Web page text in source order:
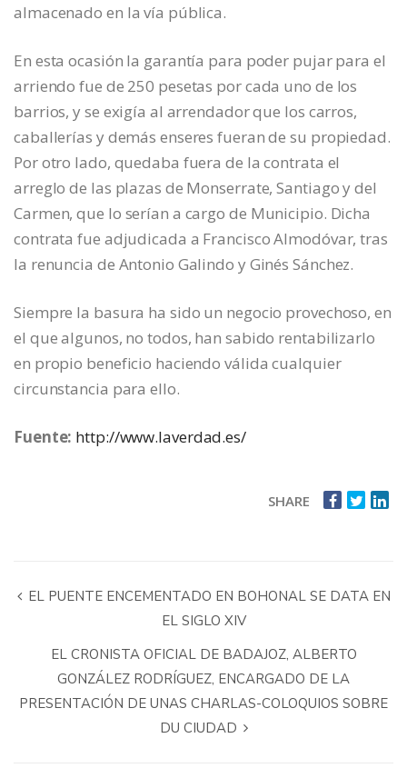
almacenado en la vía pública.
En esta ocasión la garantía para poder pujar para el
arriendo fue de 250 pesetas por cada uno de los
barrios, y se exigía al arrendador que los carros,
caballerías y demás enseres fueran de su propiedad.
Por otro lado, quedaba fuera de la contrata el
arreglo de las plazas de Monserrate, Santiago y del
Carmen, que lo serían a cargo de Municipio. Dicha
contrata fue adjudicada a Francisco Almodóvar, tras
la renuncia de Antonio Galindo y Ginés Sánchez.
Siempre la basura ha sido un negocio provechoso, en
el que algunos, no todos, han sabido rentabilizarlo
en propio beneficio haciendo válida cualquier
circunstancia para ello.
Fuente: http://www.laverdad.es/
SHARE
EL PUENTE ENCEMENTADO EN BOHONAL SE DATA EN
EL SIGLO XIV
EL CRONISTA OFICIAL DE BADAJOZ, ALBERTO
GONZÁLEZ RODRÍGUEZ, ENCARGADO DE LA
PRESENTACIÓN DE UNAS CHARLAS-COLOQUIOS SOBRE
DU CIUDAD